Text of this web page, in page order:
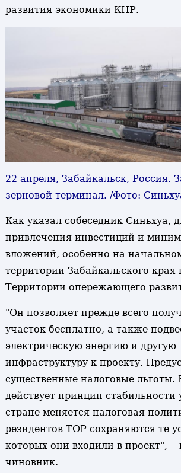
развития экономики КНР.
22 апреля, Забайкальск, Россия.
зерновой терминал. /Фото:
Как указал собеседник Синьхуа,
привлечения инвестиций и
вложений, особенно на
территории Забайкальского
Территории опережающего
"Он позволяет прежде всего
участок бесплатно, а также
электрическую энергию и другую
инфраструктуру к проекту.
существенные налоговые льготы.
действует принцип стабильности
стране меняется налоговая
резидентов ТОР сохраняются те
которых они входили в проект", --
чиновник.